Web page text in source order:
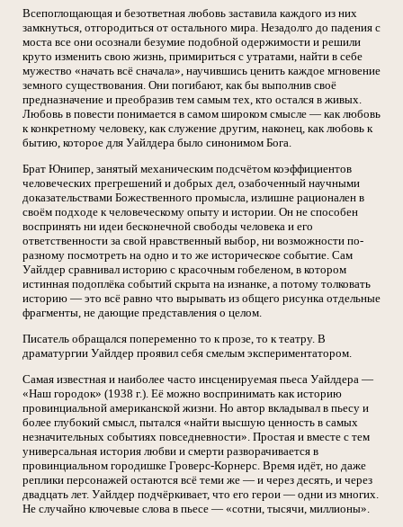
Всепоглощающая и безответная любовь заставила каждого из них
замкнуться, отгородиться от остального мира. Незадолго до падения с
моста все они осознали безумие подобной одержимости и решили
круто изменить свою жизнь, примириться с утратами, найти в себе
мужество «начать всё сначала», научившись ценить каждое мгновение
земного существования. Они погибают, как бы выполнив своё
предназначение и преобразив тем самым тех, кто остался в живых.
Любовь в повести понимается в самом широком смысле — как любовь
к конкретному человеку, как служение другим, наконец, как любовь к
бытию, которое для Уайлдера было синонимом Бога.
Брат Юнипер, занятый механическим подсчётом коэффициентов
человеческих прегрешений и добрых дел, озабоченный научными
доказательствами Божественного промысла, излишне рационален в
своём подходе к человеческому опыту и истории. Он не способен
воспринять ни идеи бесконечной свободы человека и его
ответственности за свой нравственный выбор, ни возможности по-
разному посмотреть на одно и то же историческое событие. Сам
Уайлдер сравнивал историю с красочным гобеленом, в котором
истинная подоплёка событий скрыта на изнанке, а потому толковать
историю — это всё равно что вырывать из общего рисунка отдельные
фрагменты, не дающие представления о целом.
Писатель обращался попеременно то к прозе, то к театру. В
драматургии Уайлдер проявил себя смелым экспериментатором.
Самая известная и наиболее часто инсценируемая пьеса Уайлдера —
«Наш городок» (1938 г.). Её можно воспринимать как историю
провинциальной американской жизни. Но автор вкладывал в пьесу и
более глубокий смысл, пытался «найти высшую ценность в самых
незначительных событиях повседневности». Простая и вместе с тем
универсальная история любви и смерти разворачивается в
провинциальном городишке Гроверс-Корнерс. Время идёт, но даже
реплики персонажей остаются всё теми же — и через десять, и через
двадцать лет. Уайлдер подчёркивает, что его герои — одни из многих.
Не случайно ключевые слова в пьесе — «сотни, тысячи, миллионы».